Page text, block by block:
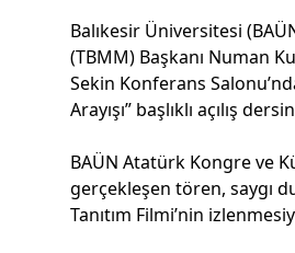
Balıkesir Üniversitesi
(TBMM) Başkanı Numan
Sekin Konferans
Arayışı” başlıklı açılış
BAÜN Atatürk Kongre ve
gerçekleşen tören, saygı
Tanıtım Filmi’nin